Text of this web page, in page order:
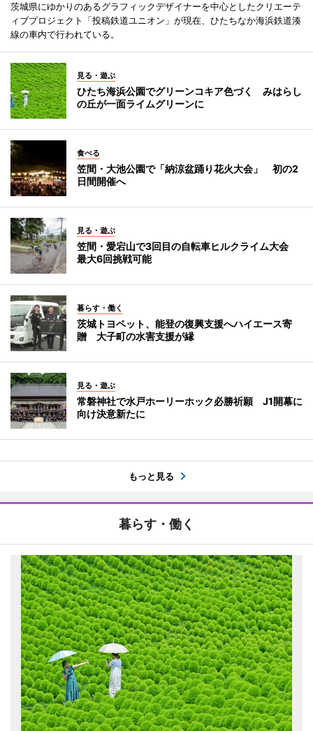
茨城県にゆかりのあるグラフィックデザイナーを中心としたクリエーテ
ィブプロジェクト「投稿鉄道ユニオン」が現在、ひたちなか海浜鉄道湊
線の車内で行われている。
見る・遊ぶ
ひたち海浜公園でグリーンコキア色づく みはらし
の丘が一面ライムグリーンに
食べる
笠間・大池公園で「納涼盆踊り花火大会」 初の2
日間開催へ
見る・遊ぶ
笠間・愛宕山で3回目の自転車ヒルクライム大会
最大6回挑戦可能
暮らす・働く
茨城トヨペット、能登の復興支援へハイエース寄
贈 大子町の水害支援が縁
見る・遊ぶ
常磐神社で水戸ホーリーホック必勝祈願 J1開幕に
向け決意新たに
もっと見る
暮らす・働く